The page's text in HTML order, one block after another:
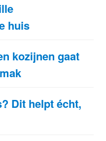
huis
kozijnen gaat
Dit helpt écht,